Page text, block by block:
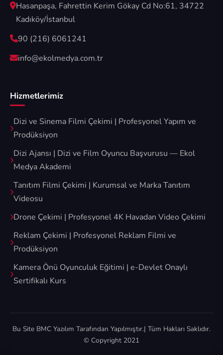
Hasanpaşa, Fahrettin Kerim Gökay Cd No:61, 34722
Kadıköy/İstanbul
90 (216) 6061241
info@ekolmedya.com.tr
Hizmetlerimiz
Dizi ve Sinema Filmi Çekimi | Profesyonel Yapım ve
Prodüksiyon
Dizi Ajansı | Dizi ve Film Oyuncu Başvurusu — Ekol
Medya Akademi
Tanıtım Filmi Çekimi | Kurumsal ve Marka Tanıtım
Videosu
Drone Çekimi | Profesyonel 4K Havadan Video Çekimi
Reklam Çekimi | Profesyonel Reklam Filmi ve
Prodüksiyon
Kamera Önü Oyunculuk Eğitimi | e-Devlet Onaylı
Sertifikalı Kurs
Bu Site BMC Yazılım Tarafından Yapılmıştır.| Tüm Hakları Saklıdır.
© Copyright 2021